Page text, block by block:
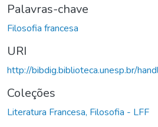
Palavras-chave
Filosofia francesa
URI
http://bibdig.biblioteca.unesp.br/
Coleções
Literatura Francesa, Filosofia - LFF